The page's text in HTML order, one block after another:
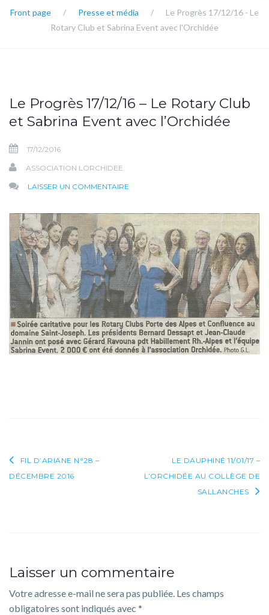
Front page / Presse et média /
Le Progrès 17/12/16 - Le
Rotary Club et Sabrina Event avec l'Orchidée
Le Progrès 17/12/16 – Le Rotary Club
et Sabrina Event avec l’Orchidée
17/12/2016
ASSOCIATION LORCHIDEE
LAISSER UN COMMENTAIRE
PROGRÈS
17/12/16
–
LE
ROTARY
CLUB
ET
SABRINA
EVENT
AVEC
Navigation
de
FIL D’ARIANE N°28 –
DÉCEMBRE 2016
LE DAUPHINÉ 11/01/17 –
L’ORCHIDÉE AU COLLÈGE DE
SALLANCHES
Laisser un commentaire
Votre adresse e-mail ne sera pas publiée. Les champs
obligatoires sont indiqués avec *